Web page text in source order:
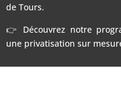
de Tours.
👉 Découvrez notre
une privatisation sur